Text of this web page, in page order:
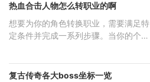
热血合击人物怎么转职业的啊
想要为你的角色转换职业，需要满足特
定条件并完成一系列步骤。当你的个人
复古传奇各大boss坐标一览